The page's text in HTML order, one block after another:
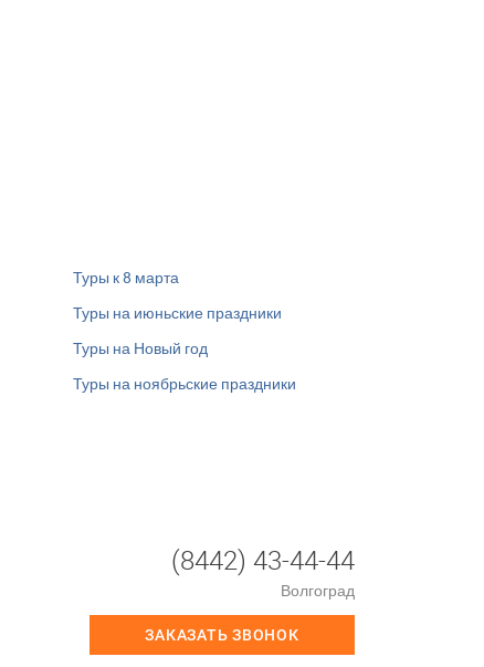
Туры к 8 марта
Туры на июньские праздники
Туры на Новый год
Туры на ноябрьские праздники
(8442) 43-44-44
Волгоград
ЗАКАЗАТЬ ЗВОНОК